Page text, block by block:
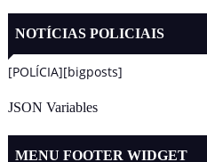
NOTÍCIAS POLICIAIS
[POLÍCIA][bigposts]
JSON Variables
MENU FOOTER WIDGET